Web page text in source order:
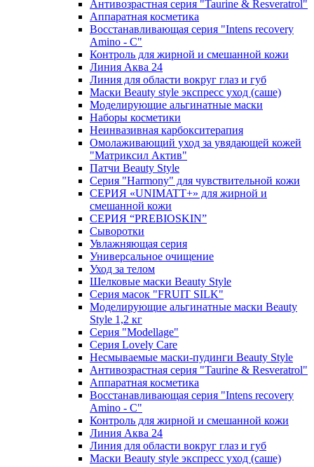
Антивозрастная серия "Taurine & Resveratrol"
Аппаратная косметика
Восстанавливающая серия "Intens recovery
Amino - C"
Контроль для жирной и смешанной кожи
Линия Аква 24
Линия для области вокруг глаз и губ
Маски Beauty style экспресс уход (саше)
Моделирующие альгинатные маски
Наборы косметики
Неинвазивная карбокситерапия
Омолаживающий уход за увядающей кожей
"Матриксил Актив"
Патчи Beauty Style
Серия "Harmony" для чувствительной кожи
СЕРИЯ «UNIMATT+» для жирной и
смешанной кожи
СЕРИЯ “PREBIOSKIN”
Сыворотки
Увлажняющая серия
Универсальное очищение
Уход за телом
Шелковые маски Beauty Style
Серия масок "FRUIT SILK"
Моделирующие альгинатные маски Beauty
Style 1,2 кг
Серия "Modellage"
Cерия Lovely Care
Несмываемые маски-пудинги Beauty Style
Антивозрастная серия "Taurine & Resveratrol"
Аппаратная косметика
Восстанавливающая серия "Intens recovery
Amino - C"
Контроль для жирной и смешанной кожи
Линия Аква 24
Линия для области вокруг глаз и губ
Маски Beauty style экспресс уход (саше)